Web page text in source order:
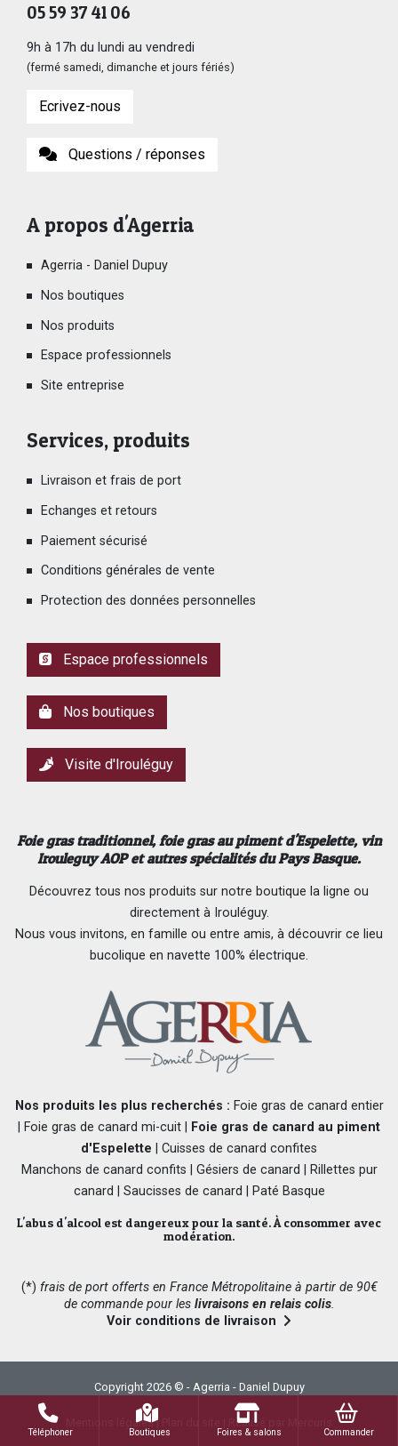
Téléphoner Boutiques Foires & salons Commander
05 59 37 41 06
9h à 17h du lundi au vendredi
(fermé samedi, dimanche et jours fériés)
Ecrivez-nous
Questions / réponses
A propos d'Agerria
Agerria - Daniel Dupuy
Nos boutiques
Nos produits
Espace professionnels
Site entreprise
Services, produits
Livraison et frais de port
Echanges et retours
Paiement sécurisé
Conditions générales de vente
Protection des données personnelles
Espace professionnels
Nos boutiques
Visite d'Irouléguy
Foie gras traditionnel,foie gras au piment d'Espelette, vin
Irouleguy AOP et autres spécialités du Pays Basque.
Découvrez tous nos produits sur notre boutique la ligne ou
directement à Irouléguy.
Nous vous invitons, en famille ou entre amis, à découvrir ce lieu
bucolique en navette 100% électrique.
Nos produits les plus recherchés : Foie gras de canard entier
Foie gras de canard mi-cuit
Foie gras de canard au piment
d'Espelette
Cuisses de canard confites
Manchons de canard confits
Gésiers de canard
Rillettes pur
canard
Saucisses de canard Paté Basque
L'abus d'alcool est dangereux pour la santé. À consommer avec
modération.
(*) frais de port offerts en France Métropolitaine à partir de 90€
de commande pour les livraisons en relais colis.
Voir conditions de livraison
Copyright 2026 © - Agerria - Daniel Dupuy
Mentions légales| Réalisé par Mercuris